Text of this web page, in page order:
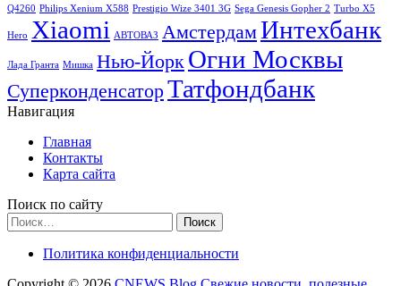
Q4260 Philips Xenium X588 Prestigio Wize 3401 3G Sega Genesis Gopher 2 Turbo X5
Hero Xiaomi АВТОВАЗ АмстердамИнтехбанк
Лада Гранта Мишка Нью-Йорк Огни Москвы
СуперконденсаторТатфондбанк
Навигация
Главная
Контакты
Карта сайта
Поиск по сайту
Найти:
Политика конфиденциальности